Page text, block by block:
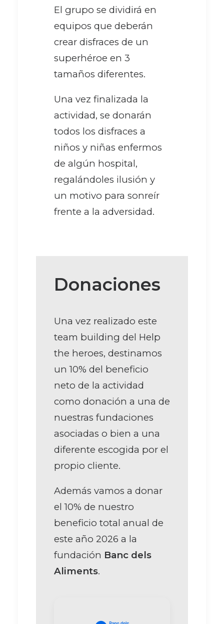
El grupo se dividirá en
equipos que deberán
crear disfraces de un
superhéroe en 3
tamaños diferentes.
Una vez finalizada la
actividad, se donarán
todos los disfraces a
niños y niñas enfermos
de algún hospital,
regalándoles ilusión y
un motivo para sonreír
frente a la adversidad.
Donaciones
Una vez realizado este
team building del Help
the heroes, destinamos
un 10% del beneficio
neto de la actividad
como donación a una de
nuestras fundaciones
asociadas o bien a una
diferente escogida por el
propio cliente.
Además vamos a donar
el 10% de nuestro
beneficio total anual de
este año 2026 a la
fundación Banc dels
Aliments.